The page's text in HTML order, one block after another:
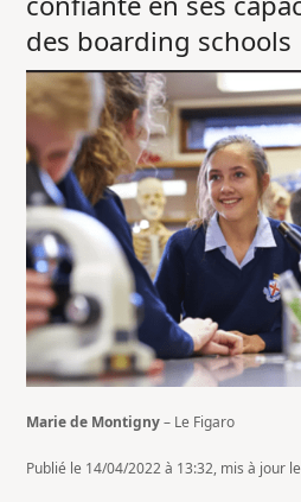
des boarding schools
Marie de Montigny– Le Figaro
Publié le 14/04/2022 à 13:32, mis à jour